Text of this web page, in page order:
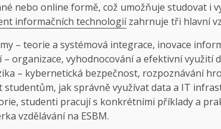
nebo online formě, což umožňuje studovat i
informačních technologiízahrnuje tři hlavní
– teorie a systémová integrace, inovace
organizace, vyhodnocování a efektivní využití
– kybernetická bezpečnost, rozpoznávání
studentům, jak správně využívat data a IT
studenti pracují s konkrétními příklady a
vzdělávání na ESBM.